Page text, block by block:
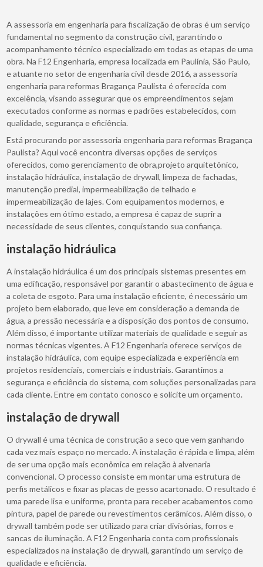
A assessoria em engenharia para fiscalização de obras é um serviço
fundamental no segmento da construção civil, garantindo o
acompanhamento técnico especializado em todas as etapas de uma
obra. Na F12 Engenharia, empresa localizada em Paulínia, São Paulo,
e atuante no setor de engenharia civil desde 2016, a assessoria
engenharia para reformas Bragança Paulista é oferecida com
excelência, visando assegurar que os empreendimentos sejam
executados conforme as normas e padrões estabelecidos, com
qualidade, segurança e eficiência.
Está procurando por assessoria engenharia para reformas Bragança
Paulista? Aqui você encontra diversas opções de serviços
oferecidos, como gerenciamento de obra,projeto arquitetônico,
instalação hidráulica, instalação de drywall, limpeza de fachadas,
manutenção predial, impermeabilização de telhado e
impermeabilização de lajes. Com equipamentos modernos, e
instalações em ótimo estado, a empresa é capaz de suprir a
necessidade de seus clientes, conquistando sua confiança.
instalação hidráulica
A instalação hidráulica é um dos principais sistemas presentes em
uma edificação, responsável por garantir o abastecimento de água e
a coleta de esgoto. Para uma instalação eficiente, é necessário um
projeto bem elaborado, que leve em consideração a demanda de
água, a pressão necessária e a disposição dos pontos de consumo.
Além disso, é importante utilizar materiais de qualidade e seguir as
normas técnicas vigentes. A F12 Engenharia oferece serviços de
instalação hidráulica, com equipe especializada e experiência em
projetos residenciais, comerciais e industriais. Garantimos a
segurança e eficiência do sistema, com soluções personalizadas para
cada cliente. Entre em contato conosco e solicite um orçamento.
instalação de drywall
O drywall é uma técnica de construção a seco que vem ganhando
cada vez mais espaço no mercado. A instalação é rápida e limpa, além
de ser uma opção mais econômica em relação à alvenaria
convencional. O processo consiste em montar uma estrutura de
perfis metálicos e fixar as placas de gesso acartonado. O resultado é
uma parede lisa e uniforme, pronta para receber acabamentos como
pintura, papel de parede ou revestimentos cerâmicos. Além disso, o
drywall também pode ser utilizado para criar divisórias, forros e
sancas de iluminação. A F12 Engenharia conta com profissionais
especializados na instalação de drywall, garantindo um serviço de
qualidade e eficiência.